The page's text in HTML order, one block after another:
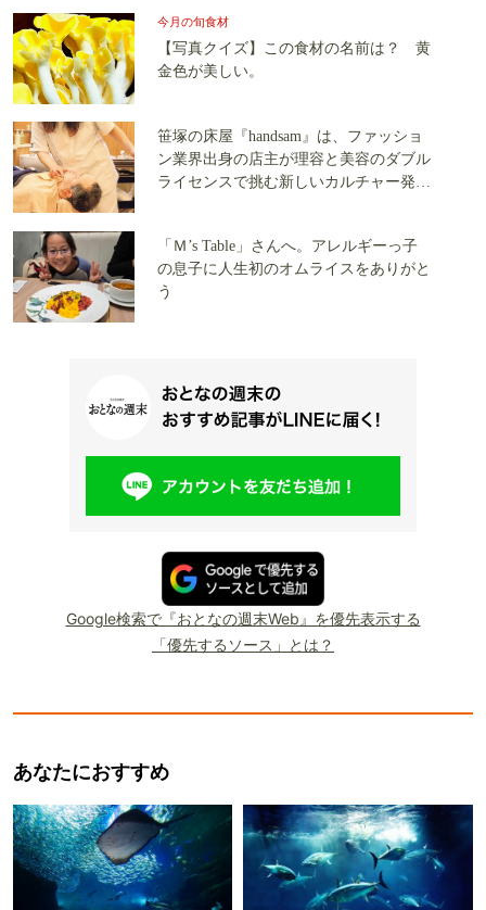
今月の旬食材
【写真クイズ】この食材の名前は？ 黄
金色が美しい。
笹塚の床屋『handsam』は、ファッショ
ン業界出身の店主が理容と美容のダブル
ライセンスで挑む新しいカルチャー発信
「Ｍ’s Table」さんへ。アレルギーっ子
の息子に人生初のオムライスをありがと
う
Google検索で『おとなの週末Web』を優先表示する
「優先するソース」とは？
あなたにおすすめ